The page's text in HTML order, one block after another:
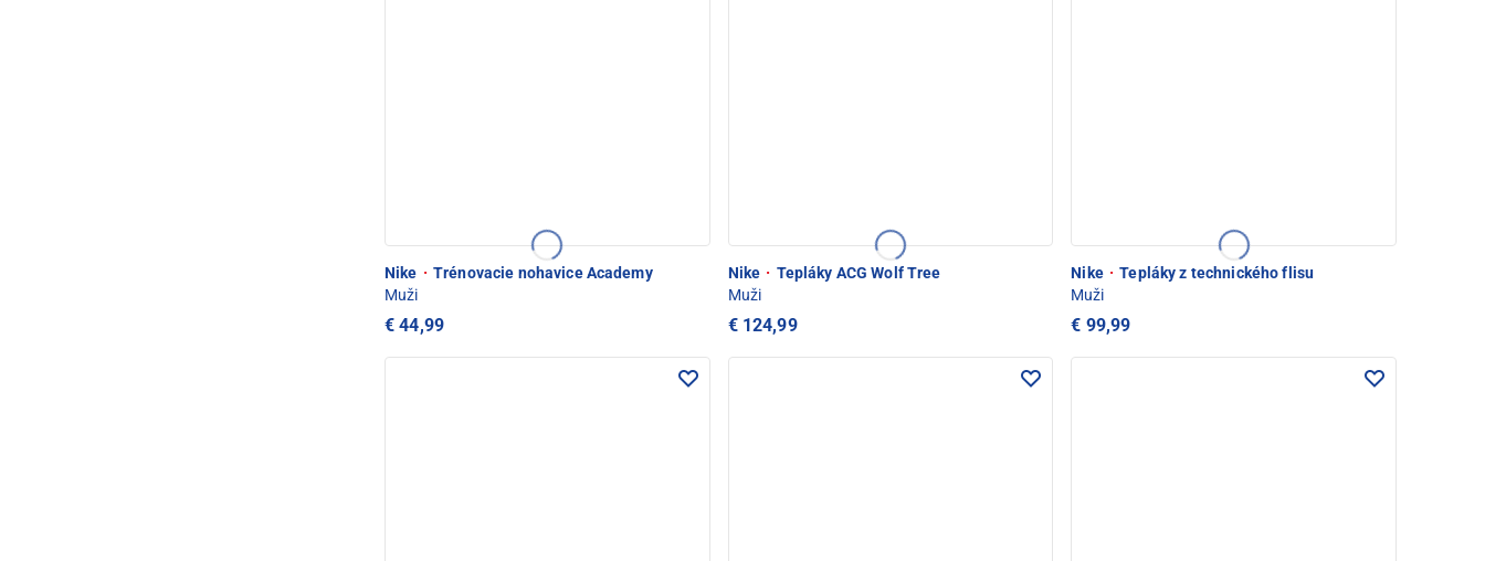
Nike · Trénovacie nohavice Academy
Muži
€ 44,99
Nike · Tepláky ACG Wolf Tree
Muži
€ 124,99
Nike · Tepláky z technického flisu
Muži
€ 99,99